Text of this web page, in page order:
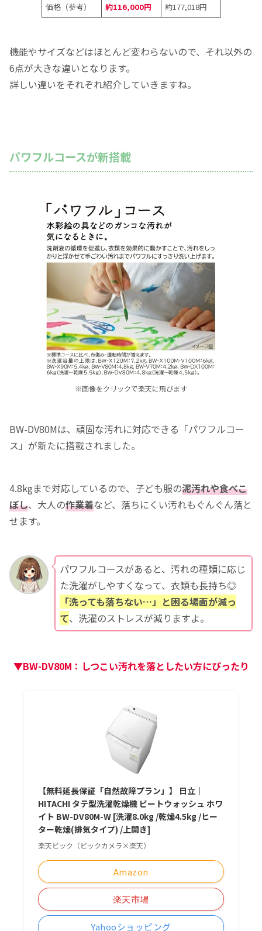
価格（参考）
約116,000円 約177,018円
機能やサイズなどはほとんど変わらないので、それ以外の
6点が大きな違いとなります。
詳しい違いをそれぞれ紹介していきますね。
パワフルコースが新搭載
※画像をクリックで楽天に飛びます
BW-DV80Mは、頑固な汚れに対応できる「パワフルコー
ス」が新たに搭載されました。
4.8kgまで対応しているので、子ども服の泥汚れや食べこ
ぼし、大人の作業着など、落ちにくい汚れもぐんぐん落と
せます。
パワフルコースがあると、汚れの種類に応じ
た洗濯がしやすくなって、衣類も長持ち◎
「洗っても落ちない…」と困る場面が減っ
て、洗濯のストレスが減りますよ。
▼BW-DV80M：しつこい汚れを落としたい方にぴったり
【無料延長保証「自然故障プラン」】 日立｜
HITACHI タテ型洗濯乾燥機 ビートウォッシュ ホワ
イト BW-DV80M-W [洗濯8.0kg /乾燥4.5kg /ヒー
ター乾燥(排気タイプ) /上開き]
楽天ビック（ビックカメラ×楽天）
Amazon
楽天市場
Yahooショッピング